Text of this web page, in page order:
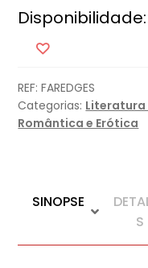
Disponibilidade:
REF:FAREDGES
Categorias:
Romântica e Erótica
SINOPSE
S